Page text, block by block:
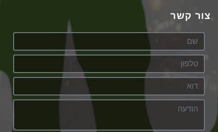
צור קשר